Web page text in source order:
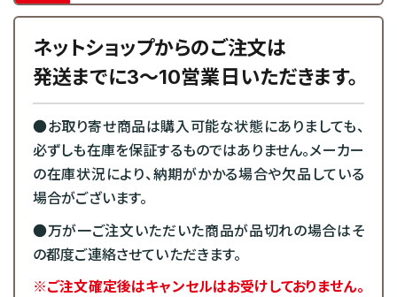
ネットショップからのご注文は
発送までに3～10営業日いただきます。
●お取り寄せ商品は購入可能な状態にありましても、
必ずしも在庫を保証するものではありません。メーカー
の在庫状況により、納期がかかる場合や欠品している
場合がございます。
●万が一ご注文いただいた商品が品切れの場合はそ
の都度ご連絡させていただきます。
※ご注文確定後はキャンセルはお受けしておりません。